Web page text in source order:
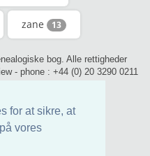
for at sikre, at
vores
zane 13
bog. Alle rettigheder
- phone : +44 (0) 20 3290 0211